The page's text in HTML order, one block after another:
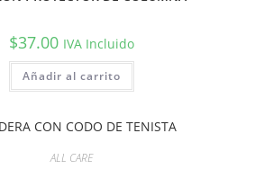
$37.00 IVA Incluido
Añadir al carrito
ALL CARE